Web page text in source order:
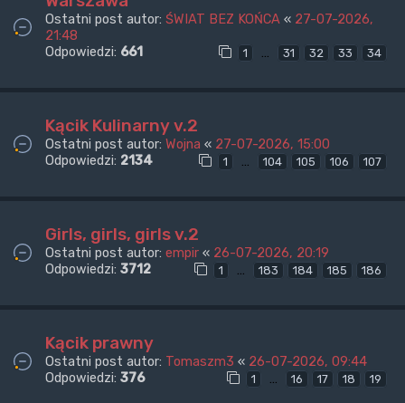
Ostatni post autor: ŚWIAT BEZ KOŃCA « 27-07-2026,
21:48
Odpowiedzi: 661 1 … 31 32 33 34
Kącik Kulinarny v.2
Ostatni post autor: Wojna « 27-07-2026, 15:00
Odpowiedzi: 2134 1 … 104 105 106 107
Girls, girls, girls v.2
Ostatni post autor: empir « 26-07-2026, 20:19
Odpowiedzi: 3712 1 … 183 184 185 186
Kącik prawny
Ostatni post autor: Tomaszm3 « 26-07-2026, 09:44
Odpowiedzi: 376 1 … 16 17 18 19